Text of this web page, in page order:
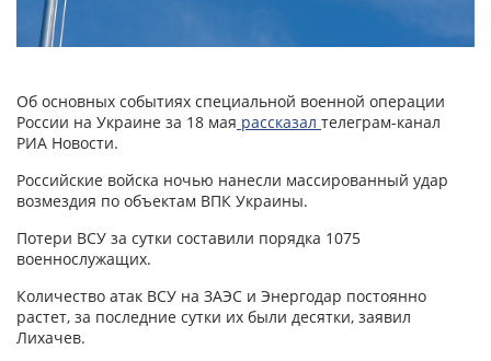
Об основных событиях специальной военной операции
России на Украине за 18 мая рассказал телеграм-канал
РИА Новости.
Российские войска ночью нанесли массированный удар
возмездия по объектам ВПК Украины.
Потери ВСУ за сутки составили порядка 1075
военнослужащих.
Количество атак ВСУ на ЗАЭС и Энергодар постоянно
растет, за последние сутки их были десятки, заявил
Лихачев.